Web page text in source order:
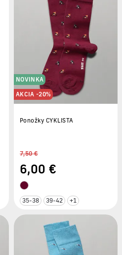
NOVINKA
AKCIA -20%
Ponožky CYKLISTA
7,50 €
6,00 €
35-38 39-42 +1